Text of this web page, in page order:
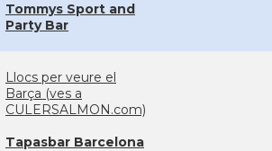
Tommys Sport and
Party Bar
Llocs per veure el
Barça (ves a
CULERSALMON.com)
Tapasbar Barcelona